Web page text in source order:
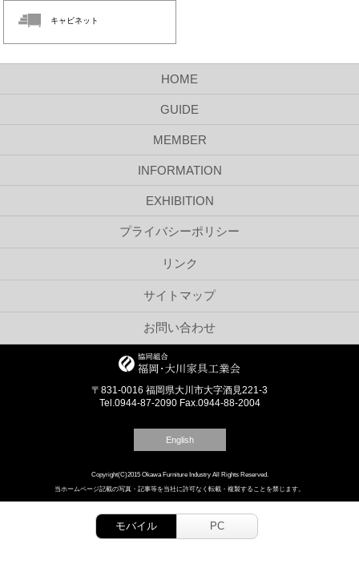
キャビネット
HOME
GUIDE
MEMBER
INFORMATION
EXHIBITION
プライバシーポリシー
リンク
サイトマップ
お問い合わせ
〒831-0016 福岡県大川市大字酒見221-3
Tel.0944-87-2090 Fax.0944-88-2004
English
Copyright(C)2015 Okawa Furniture Industry All Rights Reserved.
当ホームページ記載の写真・記事等を当社に許可なく転載・複製することを禁じます。
モバイル PC